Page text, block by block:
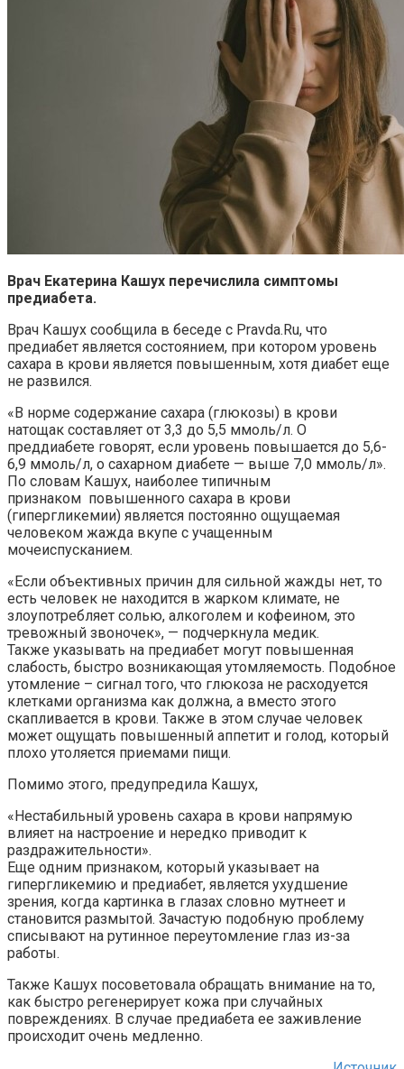
Врач Екатерина Кашух перечислила симптомы
предиабета.
Врач Кашух сообщила в беседе с Pravda.Ru, что
предиабет является состоянием, при котором уровень
сахара в крови является повышенным, хотя диабет еще
не развился.
«В норме содержание сахара (глюкозы) в крови
натощак составляет от 3,3 до 5,5 ммоль/л. О
преддиабете говорят, если уровень повышается до 5,6-
6,9 ммоль/л, о сахарном диабете — выше 7,0 ммоль/л».
По словам Кашух, наиболее типичным
признаком повышенного сахара в крови
(гипергликемии) является постоянно ощущаемая
человеком жажда вкупе с учащенным
мочеиспусканием.
«Если объективных причин для сильной жажды нет, то
есть человек не находится в жарком климате, не
злоупотребляет солью, алкоголем и кофеином, это
тревожный звоночек», — подчеркнула медик.
Также указывать на предиабет могут повышенная
слабость, быстро возникающая утомляемость. Подобное
утомление – сигнал того, что глюкоза не расходуется
клетками организма как должна, а вместо этого
скапливается в крови. Также в этом случае человек
может ощущать повышенный аппетит и голод, который
плохо утоляется приемами пищи.
Помимо этого, предупредила Кашух,
«Нестабильный уровень сахара в крови напрямую
влияет на настроение и нередко приводит к
раздражительности».
Еще одним признаком, который указывает на
гипергликемию и предиабет, является ухудшение
зрения, когда картинка в глазах словно мутнеет и
становится размытой. Зачастую подобную проблему
списывают на рутинное переутомление глаз из-за
работы.
Также Кашух посоветовала обращать внимание на то,
как быстро регенерирует кожа при случайных
повреждениях. В случае предиабета ее заживление
происходит очень медленно.